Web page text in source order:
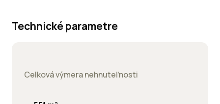
Technické parametre
Celková výmera nehnuteľnosti